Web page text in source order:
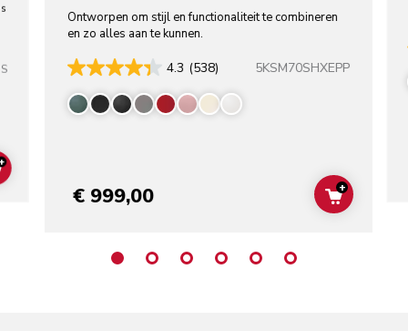
ADD TO CART
Ontworpen om stijl en functionaliteit te combineren
en zo alles aan te kunnen.
4.3 (538) 5KSM70SHXEPP
€ 999,00 ADD TO
+